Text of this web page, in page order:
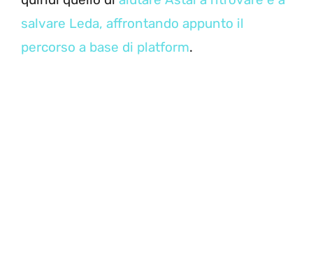
salvare Leda, affrontando appunto il
percorso a base di platform.